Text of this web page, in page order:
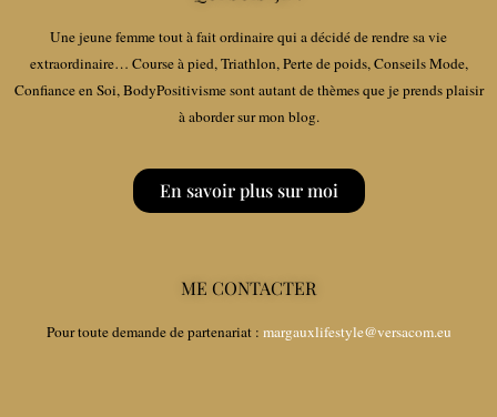
Une jeune femme tout à fait ordinaire qui a décidé de rendre sa vie
extraordinaire… Course à pied, Triathlon, Perte de poids, Conseils Mode,
Confiance en Soi, BodyPositivisme sont autant de thèmes que je prends plaisir
à aborder sur mon blog.
En savoir plus sur moi
ME CONTACTER
Pour toute demande de partenariat : margauxlifestyle@versacom.eu